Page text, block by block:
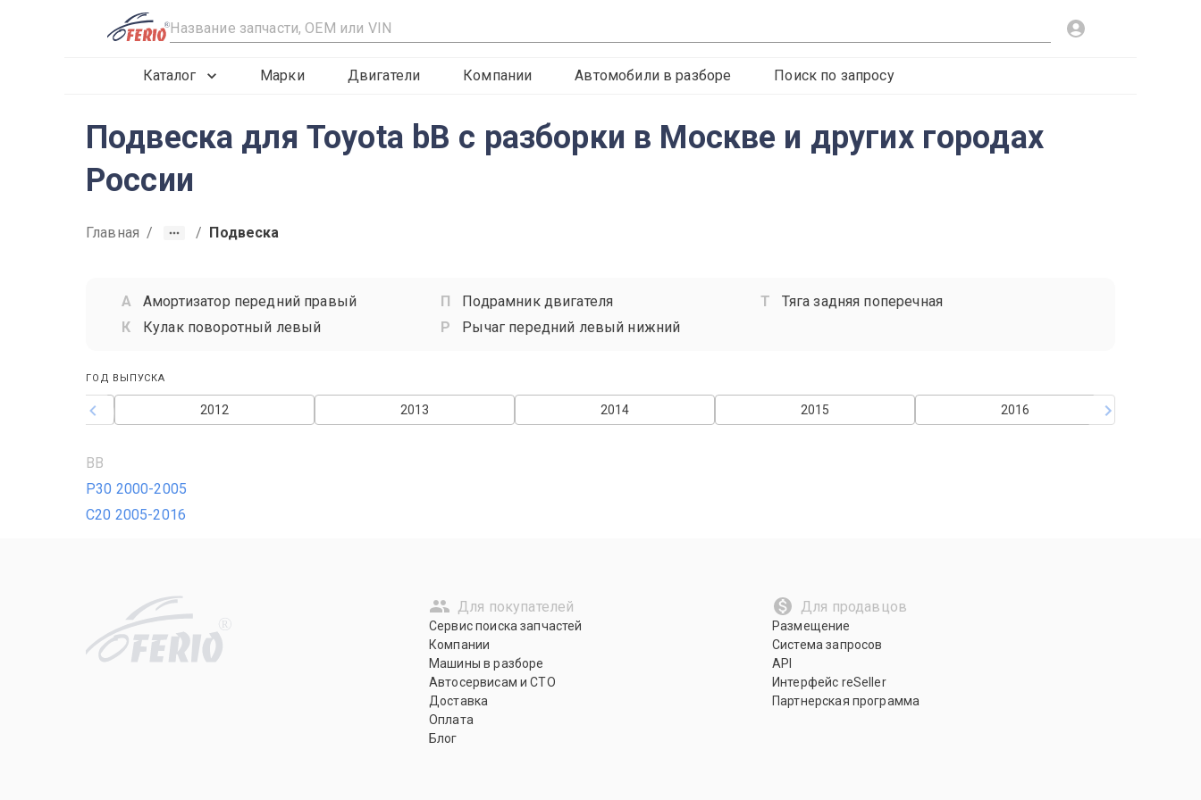
R
Каталог Марки Двигатели Компании Автомобили в разборе Поиск по запросу
Подвеска для Toyota bB с разборки в Москве и других городах
России
Главная / / Подвеска
Амортизатор передний правый
Кулак поворотный левый
Подрамник двигателя
Рычаг передний левый нижний
Тяга задняя поперечная
ГОД ВЫПУСКА
2016
2015
2014
2013
2012
BB
P30 2000-2005
С20 2005-2016
R
Для покупателей
Сервис поиска запчастей
Компании
Машины в разборе
Автосервисам и СТО
Доставка
Оплата
Блог
Для продавцов
Размещение
Система запросов
API
Интерфейс reSeller
Партнерская программа